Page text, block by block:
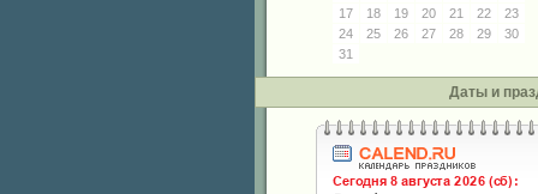
17
18 19 20 21 22
23
24
25 26 27 28 29
30
31
Даты и